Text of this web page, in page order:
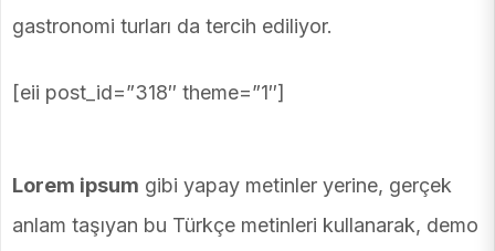
gastronomi turları da tercih ediliyor.
[eii post_id=”318″ theme=”1″]
Lorem ipsum gibi yapay metinler yerine, gerçek
anlam taşıyan bu Türkçe metinleri kullanarak, demo